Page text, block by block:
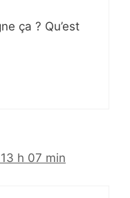
ça ? Qu’est
h 07 min